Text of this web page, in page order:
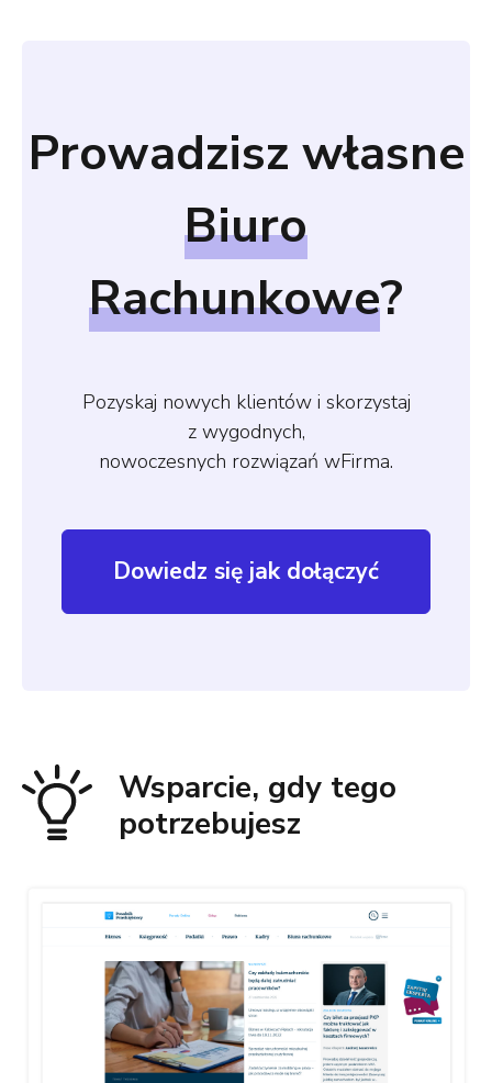
Prowadzisz własne
Biuro
Rachunkowe?
Pozyskaj nowych klientów i skorzystaj
z wygodnych,
nowoczesnych rozwiązań wFirma.
Dowiedz się jak dołączyć
Wsparcie, gdy tego
potrzebujesz